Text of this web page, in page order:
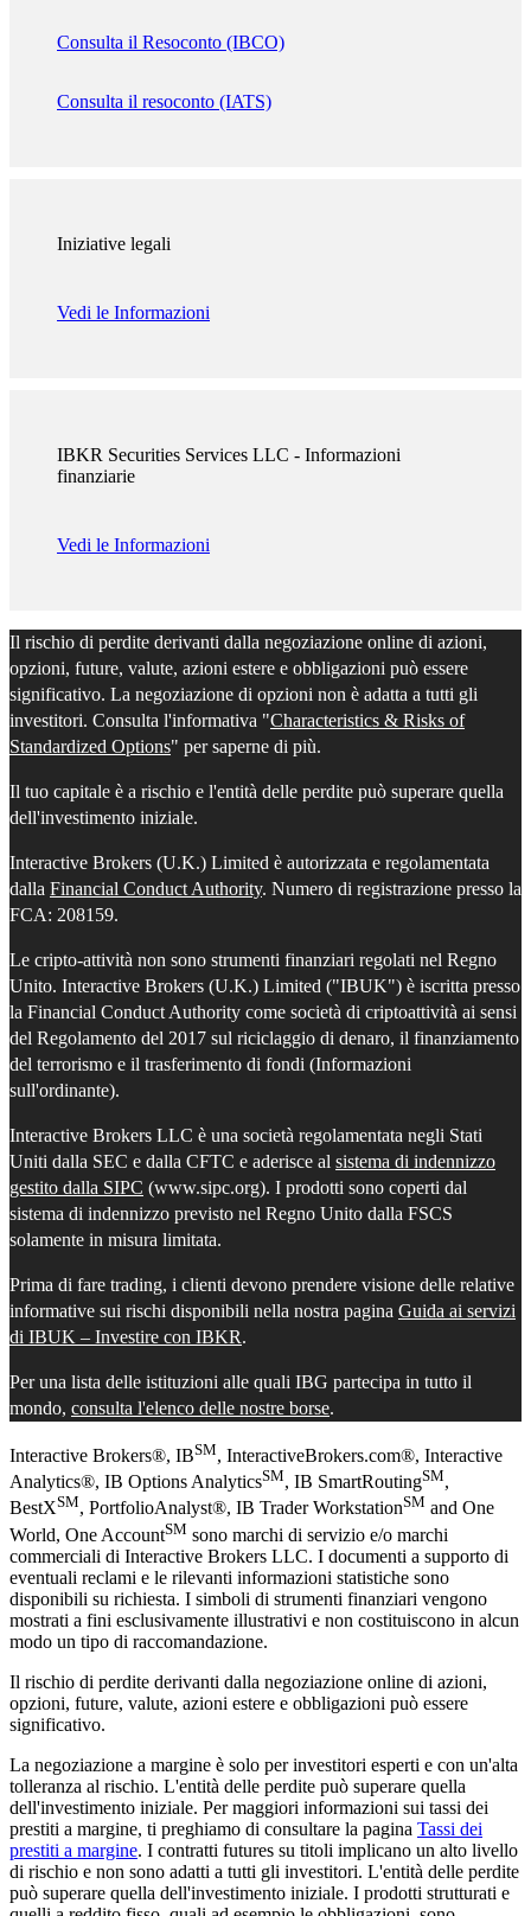
Consulta il Resoconto (IBCO)
Consulta il resoconto (IATS)
Iniziative legali
Vedi le Informazioni
IBKR Securities Services LLC - Informazioni
finanziarie
Vedi le Informazioni
Il rischio di perdite derivanti dalla negoziazione online di azioni,
opzioni, future, valute, azioni estere e obbligazioni può essere
significativo. La negoziazione di opzioni non è adatta a tutti gli
investitori. Consulta l'informativa "Characteristics & Risks of
Standardized Options" per saperne di più.
Il tuo capitale è a rischio e l'entità delle perdite può superare quella
dell'investimento iniziale.
Interactive Brokers (U.K.) Limited è autorizzata e regolamentata
dalla Financial Conduct Authority. Numero di registrazione presso la
FCA: 208159.
Le cripto-attività non sono strumenti finanziari regolati nel Regno
Unito. Interactive Brokers (U.K.) Limited ("IBUK") è iscritta presso
la Financial Conduct Authority come società di criptoattività ai sensi
del Regolamento del 2017 sul riciclaggio di denaro, il finanziamento
del terrorismo e il trasferimento di fondi (Informazioni
sull'ordinante).
Interactive Brokers LLC è una società regolamentata negli Stati
Uniti dalla SEC e dalla CFTC e aderisce al sistema di indennizzo
gestito dalla SIPC (www.sipc.org). I prodotti sono coperti dal
sistema di indennizzo previsto nel Regno Unito dalla FSCS
solamente in misura limitata.
Prima di fare trading, i clienti devono prendere visione delle relative
informative sui rischi disponibili nella nostra pagina Guida ai servizi
di IBUK – Investire con IBKR.
Per una lista delle istituzioni alle quali IBG partecipa in tutto il
mondo, consulta l'elenco delle nostre borse.
Interactive Brokers®, IBSM, InteractiveBrokers.com®, Interactive
Analytics®, IB Options AnalyticsSM, IB SmartRoutingSM,
BestXSM, PortfolioAnalyst®, IB Trader WorkstationSM and One
World, One AccountSM sono marchi di servizio e/o marchi
commerciali di Interactive Brokers LLC. I documenti a supporto di
eventuali reclami e le rilevanti informazioni statistiche sono
disponibili su richiesta. I simboli di strumenti finanziari vengono
mostrati a fini esclusivamente illustrativi e non costituiscono in alcun
modo un tipo di raccomandazione.
Il rischio di perdite derivanti dalla negoziazione online di azioni,
opzioni, future, valute, azioni estere e obbligazioni può essere
significativo.
La negoziazione a margine è solo per investitori esperti e con un'alta
tolleranza al rischio. L'entità delle perdite può superare quella
dell'investimento iniziale. Per maggiori informazioni sui tassi dei
prestiti a margine, ti preghiamo di consultare la pagina Tassi dei
prestiti a margine. I contratti futures su titoli implicano un alto livello
di rischio e non sono adatti a tutti gli investitori. L'entità delle perdite
può superare quella dell'investimento iniziale. I prodotti strutturati e